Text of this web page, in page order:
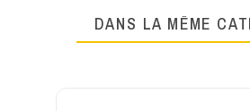
DANS LA MÊME